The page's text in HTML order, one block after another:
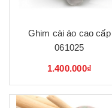
Ghim cài áo cao cấp
061025
1.400.000₫